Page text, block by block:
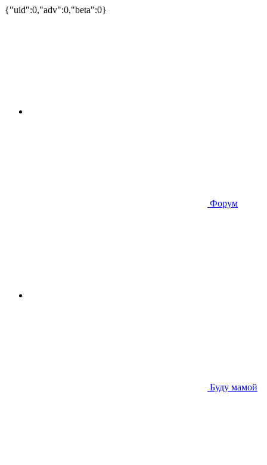
{"uid":0,"adv":0,"beta":0}
Форум
Буду мамой